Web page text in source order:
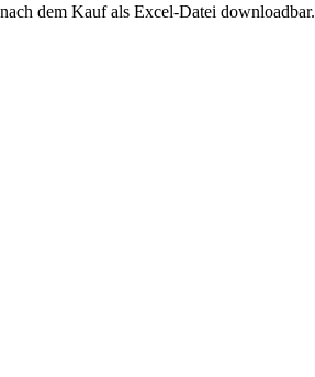
dem Kauf als Excel-Datei downloadbar.